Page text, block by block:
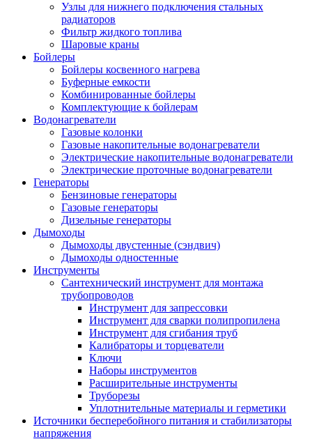
Узлы для нижнего подключения стальных
радиаторов
Фильтр жидкого топлива
Шаровые краны
Бойлеры
Бойлеры косвенного нагрева
Буферные емкости
Комбинированные бойлеры
Комплектующие к бойлерам
Водонагреватели
Газовые колонки
Газовые накопительные водонагреватели
Электрические накопительные водонагреватели
Электрические проточные водонагреватели
Генераторы
Бензиновые генераторы
Газовые генераторы
Дизельные генераторы
Дымоходы
Дымоходы двустенные (сэндвич)
Дымоходы одностенные
Инструменты
Сантехнический инструмент для монтажа
трубопроводов
Инструмент для запрессовки
Инструмент для сварки полипропилена
Инструмент для сгибания труб
Калибраторы и торцеватели
Ключи
Наборы инструментов
Расширительные инструменты
Труборезы
Уплотнительные материалы и герметики
Источники бесперебойного питания и стабилизаторы
напряжения